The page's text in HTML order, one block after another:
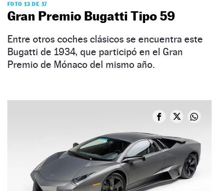
FOTO 13 DE 17
Gran Premio Bugatti Tipo 59
Entre otros coches clásicos se encuentra este
Bugatti de 1934, que participó en el Gran
Premio de Mónaco del mismo año.